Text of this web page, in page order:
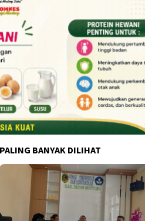
PALING BANYAK DILIHAT